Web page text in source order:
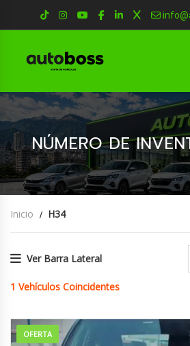
NÚMERO DE
Inicio H34
Ver Barra Lateral
1 Vehículos Coincidentes
OFERTA